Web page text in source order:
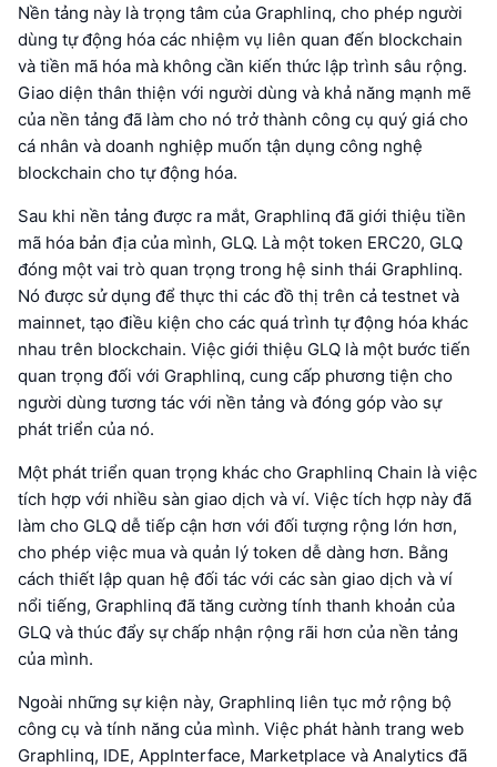
Nền tảng này là trọng tâm của Graphlinq, cho phép người
dùng tự động hóa các nhiệm vụ liên quan đến blockchain
và tiền mã hóa mà không cần kiến thức lập trình sâu rộng.
Giao diện thân thiện với người dùng và khả năng mạnh mẽ
của nền tảng đã làm cho nó trở thành công cụ quý giá cho
cá nhân và doanh nghiệp muốn tận dụng công nghệ
blockchain cho tự động hóa.
Sau khi nền tảng được ra mắt, Graphlinq đã giới thiệu tiền
mã hóa bản địa của mình, GLQ. Là một token ERC20, GLQ
đóng một vai trò quan trọng trong hệ sinh thái Graphlinq.
Nó được sử dụng để thực thi các đồ thị trên cả testnet và
mainnet, tạo điều kiện cho các quá trình tự động hóa khác
nhau trên blockchain. Việc giới thiệu GLQ là một bước tiến
quan trọng đối với Graphlinq, cung cấp phương tiện cho
người dùng tương tác với nền tảng và đóng góp vào sự
phát triển của nó.
Một phát triển quan trọng khác cho Graphlinq Chain là việc
tích hợp với nhiều sàn giao dịch và ví. Việc tích hợp này đã
làm cho GLQ dễ tiếp cận hơn với đối tượng rộng lớn hơn,
cho phép việc mua và quản lý token dễ dàng hơn. Bằng
cách thiết lập quan hệ đối tác với các sàn giao dịch và ví
nổi tiếng, Graphlinq đã tăng cường tính thanh khoản của
GLQ và thúc đẩy sự chấp nhận rộng rãi hơn của nền tảng
của mình.
Ngoài những sự kiện này, Graphlinq liên tục mở rộng bộ
công cụ và tính năng của mình. Việc phát hành trang web
Graphlinq, IDE, AppInterface, Marketplace và Analytics đã